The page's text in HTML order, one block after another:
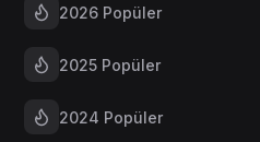
2026 Popüler
2025 Popüler
2024 Popüler